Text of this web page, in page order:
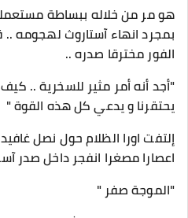
هو مر من خلاله ببساطة
بمجرد انهاء آستاروث لهجومه
الفور مخترقا صدره ..
"أجد أنه أمر مثير للسخرية ..
يحتقرنا و يدعي كل هذه القوة "
إلتفت اورا الظلام حول نصل
اعصارا مصغرا انفجر داخل صدر
"الموجة صفر "